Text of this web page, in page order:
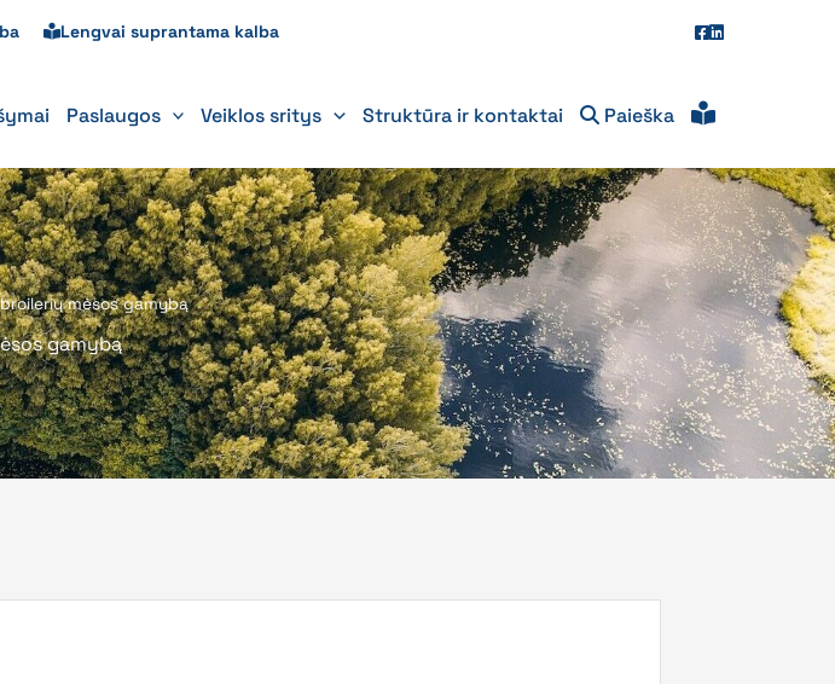
Lengvai suprantama kalba
Paslaugos Veiklos sritys Struktūra ir kontaktai Paieška
mėsos gamybą
gamybą